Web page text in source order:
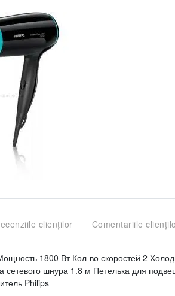
clienților Comentariile
1800 Вт Кол-во скоростей 2
сетевого шнура 1.8 м Петелька для
Philips